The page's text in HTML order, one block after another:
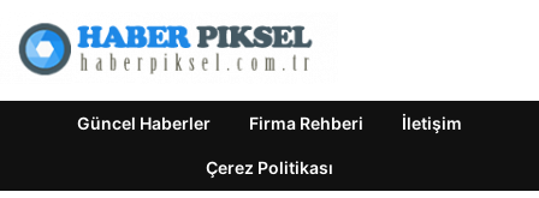
Güncel Haberler Firma Rehberi İletişim
Çerez Politikası